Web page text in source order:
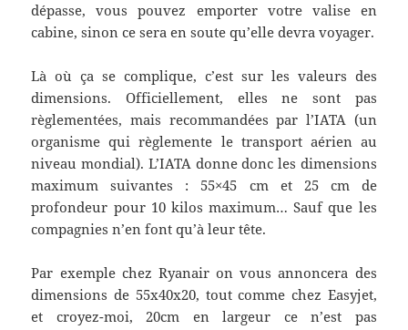
dépasse, vous pouvez emporter votre valise en
cabine, sinon ce sera en soute qu’elle devra voyager.
Là où ça se complique, c’est sur les valeurs des
dimensions. Officiellement, elles ne sont pas
règlementées, mais recommandées par l’IATA (un
organisme qui règlemente le transport aérien au
niveau mondial). L’IATA donne donc les dimensions
maximum suivantes : 55×45 cm et 25 cm de
profondeur pour 10 kilos maximum… Sauf que les
compagnies n’en font qu’à leur tête.
Par exemple chez Ryanair on vous annoncera des
dimensions de 55x40x20, tout comme chez Easyjet,
et croyez-moi, 20cm en largeur ce n’est pas